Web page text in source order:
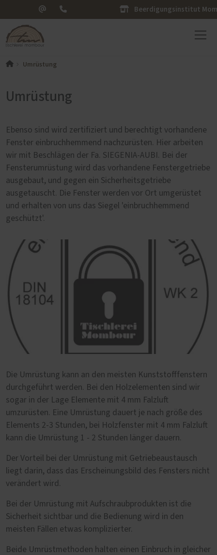
Beerdigungsinstitut
Umrüstung
Umrüstung
Ebenso sind wird zertifiziert und berechtigt vorhandene
Fenster einbruchhemmend nachzurüsten. Hier arbeiten
wir mit Beschlägen der Fa. SIEGENIA-AUBI. Bei der
Fensterumrüstung wird das vorhandene Fenstergetriebe
ausgebaut, und gegen ein Sicherheitsgetriebe
ausgetauscht. Die Fenster werden vor Ort umgerüstet
und erhalten von uns das Siegel 'einbruchhemmend
geschützt'.
Die Umrüstung kann an den meisten Kunststofffenstern
durchgeführt werden. Bei den Holzelementen sind wir
sogar in der Lage Elemente mit 4 mm Falzluft
umzurüsten. Eine Umrüstung dauert je nach größe des
Elements 2-3 Stunden, bei Holzfenster mit 4 mm Falzluft
kann die Umrüstung 1 - 2 Stunden länger dauern.
Der Vorteil bei der Umrüstung mit Getriebeaustausch
liegt darin, dass das Erscheinungsbild des Fensters nicht
verändert wird.
Bei der Umrüstung mit Aufschraubprodukten ist die
Sicherheit sichtbar und die Bedienung wird in den
meisten Fällen etwas komplizierter.
Beide Umrüstmethoden halten einen Einbruch in gleicher